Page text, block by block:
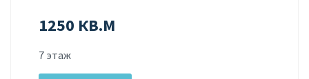
1250 КВ.М
7 этаж